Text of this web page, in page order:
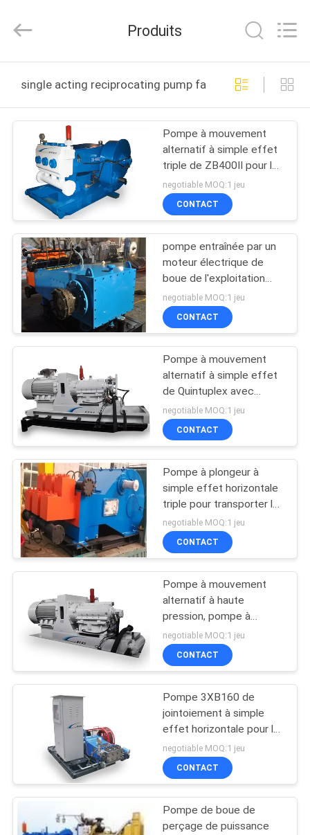
DES
PRODUITS
AU
SUJET
DE
NOUS
VISITE
D'USINE
CONTRÔLE
DE
QUALITÉ
CONTACTEZ-
NOUS
DEMANDEZ
UNE
CITATION
PLAN
SITE
PRIVACY
POLICY
Reserved.
Produits
single acting reciprocating pump fabrication en ligne
Pompe à mouvement
alternatif à simple effet
triple de ZB400II pour le
gisement de pétrole
rinçant ou cimentant
negotiable MOQ:1 jeu
CONTACT
pompe entraînée par un
moteur électrique de
boue de l'exploitation
600HP, pompe à
mouvement alternatif à
simple effet
negotiable MOQ:1 jeu
CONTACT
Pompe à mouvement
alternatif à simple effet
de Quintuplex avec
l'efficacité élevée de
transmission
negotiable MOQ:1 jeu
CONTACT
Pompe à plongeur à
simple effet horizontale
triple pour transporter la
pulpe/boue/boue de
charbon
negotiable MOQ:1 jeu
CONTACT
Pompe à mouvement
alternatif à haute
pression, pompe à
plongeur à simple effet
horizontale triple
negotiable MOQ:1 jeu
CONTACT
Pompe 3XB160 de
jointoiement à simple
effet horizontale pour le
processus à haute
pression d'injection de
ciment liquide
negotiable MOQ:1 jeu
CONTACT
Pompe de boue de
perçage de puissance